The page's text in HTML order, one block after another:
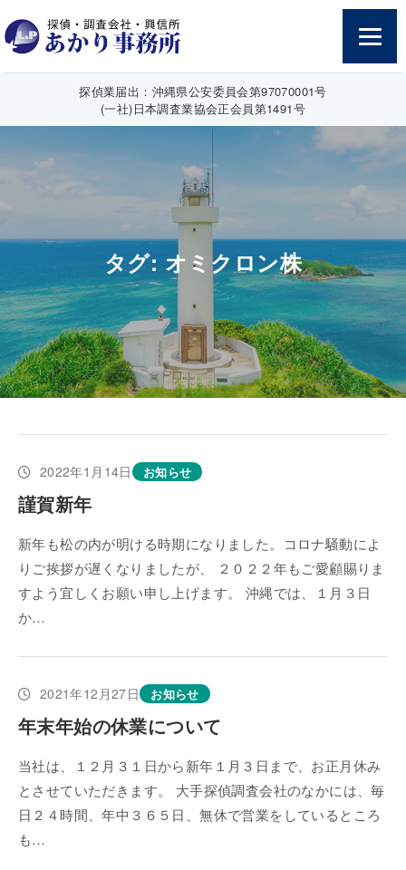
探偵業届出：沖縄県公安委員会第97070001号
(一社)日本調査業協会正会員第1491号
タグ: オミクロン株
2022年1月14日 お知らせ
謹賀新年
新年も松の内が明ける時期になりました。コロナ騒動によ
りご挨拶が遅くなりましたが、 ２０２２年もご愛顧賜りま
すよう宜しくお願い申し上げます。 沖縄では、１月３日
か…
2021年12月27日 お知らせ
年末年始の休業について
当社は、１２月３１日から新年１月３日まで、お正月休み
とさせていただきます。 大手探偵調査会社のなかには、毎
日２４時間、年中３６５日、無休で営業をしているところ
も…